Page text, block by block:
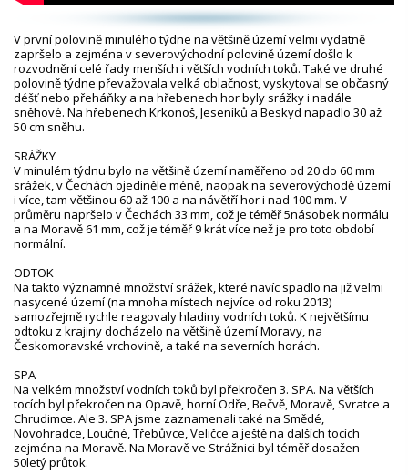
V první polovině minulého týdne na většině území velmi vydatně
zapršelo a zejména v severovýchodní polovině území došlo k
rozvodnění celé řady menších i větších vodních toků. Také ve druhé
polovině týdne převažovala velká oblačnost, vyskytoval se občasný
déšť nebo přeháňky a na hřebenech hor byly srážky i nadále
sněhové. Na hřebenech Krkonoš, Jeseníků a Beskyd napadlo 30 až
50 cm sněhu.
SRÁŽKY
V minulém týdnu bylo na většině území naměřeno od 20 do 60 mm
srážek, v Čechách ojediněle méně, naopak na severovýchodě území
i více, tam většinou 60 až 100 a na návětří hor i nad 100 mm. V
průměru napršelo v Čechách 33 mm, což je téměř 5násobek normálu
a na Moravě 61 mm, což je téměř 9 krát více než je pro toto období
normální.
ODTOK
Na takto významné množství srážek, které navíc spadlo na již velmi
nasycené území (na mnoha místech nejvíce od roku 2013)
samozřejmě rychle reagovaly hladiny vodních toků. K největšímu
odtoku z krajiny docházelo na většině území Moravy, na
Českomoravské vrchovině, a také na severních horách.
SPA
Na velkém množství vodních toků byl překročen 3. SPA. Na větších
tocích byl překročen na Opavě, horní Odře, Bečvě, Moravě, Svratce a
Chrudimce. Ale 3. SPA jsme zaznamenali také na Smědé,
Novohradce, Loučné, Třebůvce, Veličce a ještě na dalších tocích
zejména na Moravě. Na Moravě ve Strážnici byl téměř dosažen
50letý průtok.